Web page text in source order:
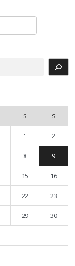
S S
1 2
8 9
15 16
22 23
29 30